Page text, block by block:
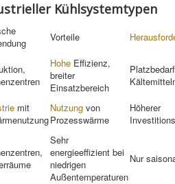
Kühlsystemtypen
Vorteile
Hohe Effizienz,
breiter
Einsatzbereich
mit
Nutzung von
Prozesswärme
Höherer
Sehr
energieeffizient bei
niedrigen
Außentemperaturen
Nur